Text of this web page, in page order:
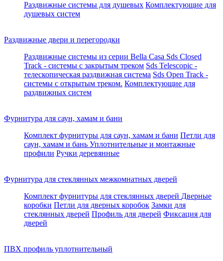
Раздвижные системы для душевых Комплектующие для
душевых систем
Раздвижные двери и перегородки
Раздвижные системы из серии Bella Casa Sds Closed
Track - системы с закрытым треком Sds Telescopic -
телескопическая раздвижная система Sds Open Track -
системы с открытым треком. Комплектующие для
раздвижных систем
Фурнитура для саун, хамам и бани
Комплект фурнитуры для саун, хамам и бани Петли для
саун, хамам и бань Уплотнительные и монтажные
профили Ручки деревянные
Фурнитура для стеклянных межкомнатных дверей
Комплект фурнитуры для стеклянных дверей Дверные
коробки Петли для дверных коробок Замки для
стеклянных дверей Профиль для дверей Фиксация для
дверей
ПВХ профиль уплотнительный